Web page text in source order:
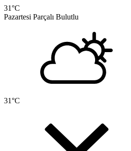
31°C
Pazartesi Parçalı Bulutlu
31°C